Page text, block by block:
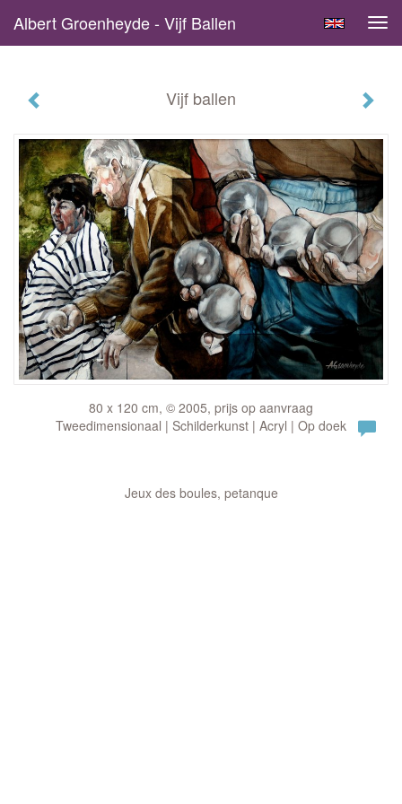
Albert Groenheyde - Vijf Ballen
Vijf ballen
80 x 120 cm, © 2005, prijs op aanvraag
Tweedimensionaal | Schilderkunst | Acryl | Op doek
Jeux des boules, petanque